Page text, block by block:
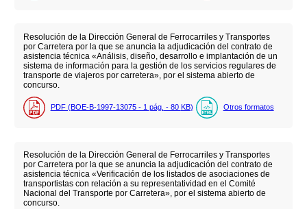
Resolución de la Dirección General de Ferrocarriles y Transportes
por Carretera por la que se anuncia la adjudicación del contrato de
asistencia técnica «Análisis, diseño, desarrollo e implantación de un
sistema de información para la gestión de los servicios regulares de
transporte de viajeros por carretera», por el sistema abierto de
concurso.
PDF (BOE-B-1997-13075 - 1 pág. - 80 KB) Otros formatos
Resolución de la Dirección General de Ferrocarriles y Transportes
por Carretera por la que se anuncia la adjudicación del contrato de
asistencia técnica «Verificación de los listados de asociaciones de
transportistas con relación a su representatividad en el Comité
Nacional del Transporte por Carretera», por el sistema abierto de
concurso.